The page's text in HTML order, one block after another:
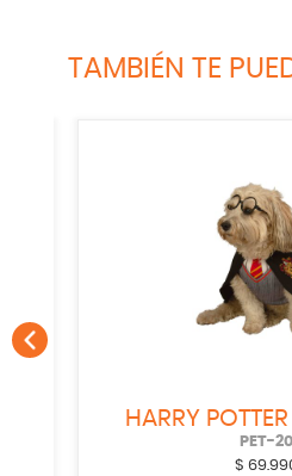
TAMBIÉN TE
SMOKING
PET-23
$